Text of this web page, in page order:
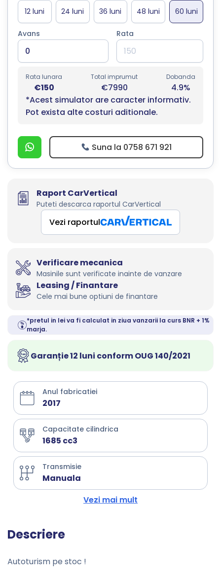
Avans Rata
Rata lunara
€150
Total imprumut
€7990
Dobanda
4.9%
*Acest simulator are caracter informativ.
Pot exista alte costuri aditionale.
Suna la 0758 671 921
Raport CarVertical
Puteti descarca raportul CarVertical
Vezi raportul
Verificare mecanica
Masinile sunt verificate inainte de vanzare
Leasing / Finantare
Cele mai bune optiuni de finantare
*pretul in lei va fi calculat in ziua vanzarii la curs BNR + 1%
marja.
Garanție 12 luni conform OUG 140/2021
Anul fabricatiei
2017
Capacitate cilindrica
1685 cc3
Transmisie
Manuala
Vezi mai mult
Descriere
Autoturism pe stoc !